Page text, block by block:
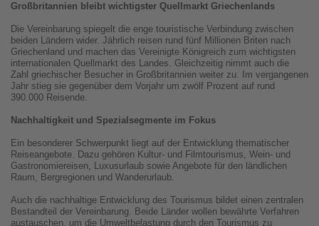
Großbritannien bleibt wichtigster Quellmarkt Griechenlands
Die Vereinbarung spiegelt die enge touristische Verbindung zwischen
beiden Ländern wider. Jährlich reisen rund fünf Millionen Briten nach
Griechenland und machen das Vereinigte Königreich zum wichtigsten
internationalen Quellmarkt des Landes. Gleichzeitig nimmt auch die
Zahl griechischer Besucher in Großbritannien weiter zu. Im vergangenen
Jahr stieg sie gegenüber dem Vorjahr um zwölf Prozent auf rund
390.000 Reisende.
Nachhaltigkeit und Spezialsegmente im Fokus
Ein besonderer Schwerpunkt liegt auf der Entwicklung thematischer
Reiseangebote. Dazu gehören Kultur- und Filmtourismus, Wein- und
Gastronomiereisen, Luxusurlaub sowie Angebote für den ländlichen
Raum, Bergregionen und Wanderurlaub.
Auch die nachhaltige Entwicklung des Tourismus bildet einen zentralen
Bestandteil der Vereinbarung. Beide Länder wollen bewährte Verfahren
austauschen, um die Umweltbelastung durch den Tourismus zu